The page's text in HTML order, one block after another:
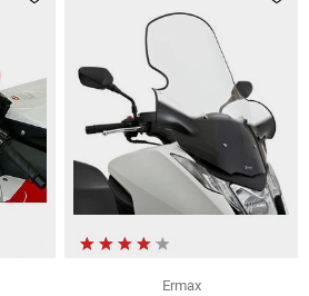
Ermax